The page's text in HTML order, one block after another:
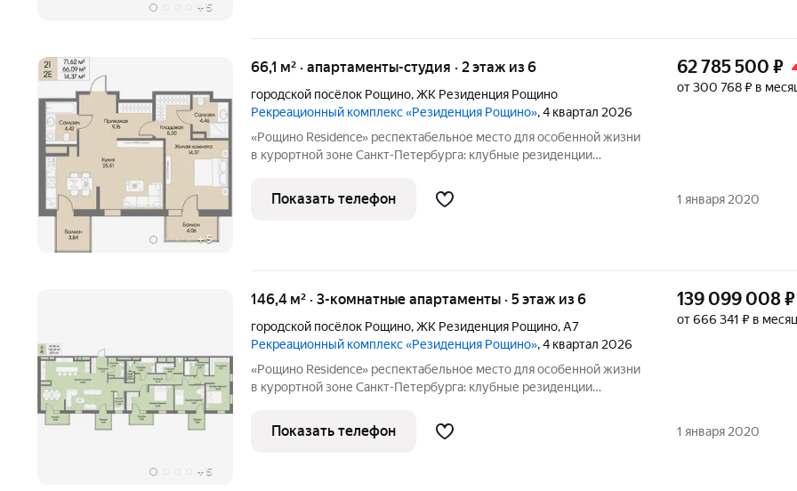
+ 5
+5
66,1 м² · апартаменты-студия · 2 этаж из 6
городской посёлок Рощино,ЖК Резиденция Рощино
Рекреационный комплекс «Резиденция Рощино», 4 квартал 2026
«Рощино Residence» респектабельное место для особенной жизни
в курортной зоне Санкт-Петербурга: клубные резиденции
уровнем безопасности и масштабной инфраструктурой.
Приватная территория
62 785 500 ₽
от 300 768 ₽ в
Показать телефон 1 января 2020
+ 5
146,4 м² · 3-комнатные апартаменты · 5 этаж из 6
городской посёлок Рощино,ЖК Резиденция Рощино,А7
Рекреационный комплекс «Резиденция Рощино», 4 квартал 2026
«Рощино Residence» респектабельное место для особенной жизни
в курортной зоне Санкт-Петербурга: клубные резиденции
уровнем безопасности и масштабной инфраструктурой.
Приватная территория
139 099 008₽
от 666 341 ₽ в месяц
Показать телефон 1 января 2020